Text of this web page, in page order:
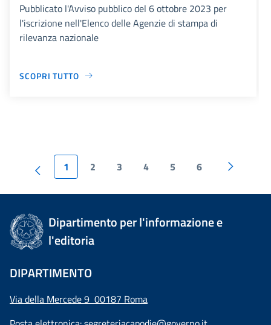
Pubblicato l'Avviso pubblico del 6 ottobre 2023 per
l'iscrizione nell'Elenco delle Agenzie di stampa di
rilevanza nazionale
SCOPRI TUTTO
1 2 3 4 5 6
Dipartimento per l'informazione e
l'editoria
DIPARTIMENTO
Via della Mercede 9 00187 Roma